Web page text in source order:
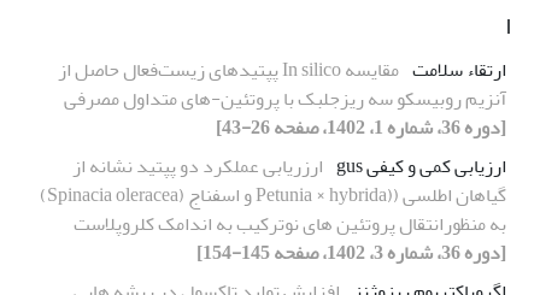
ا
ارتقاء سلامت
مقایسه In silico پپتیدهای زیست‌فعال حاصل از
آنزیم روبیسکو سه ریزجلبک با پروتئین-های متداول مصرفی
[دوره 36، شماره 1، 1402، صفحه 26-43]
ارزیابی کمی و کیفی gus
ارزریابی عملکرد دو پپتید نشانه از
گیاهان اطلسی ((Petunia × hybrida و اسفناج (Spinacia oleracea)
به منظورانتقال پروتئین های نوترکیب به اندامک کلروپلاست
[دوره 36، شماره 3، 1402، صفحه 145-154]